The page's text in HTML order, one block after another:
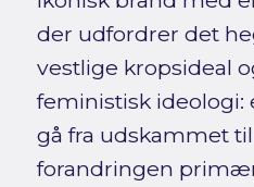
der udfordrer det
vestlige kropsideal
feministisk
gå fra udskammet
forandringen